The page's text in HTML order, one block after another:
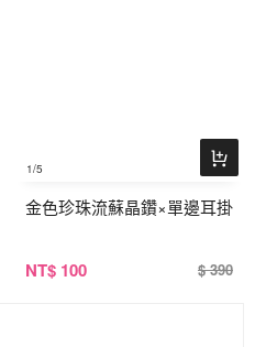
1/5
金色珍珠流蘇晶鑽×單邊耳掛
NT$ 100 $ 390